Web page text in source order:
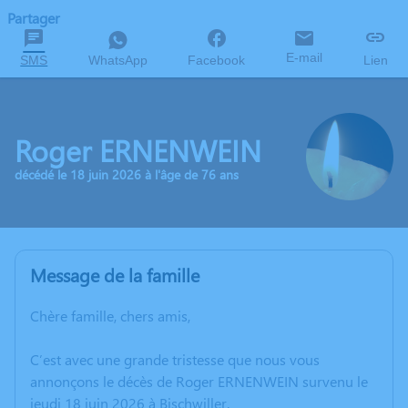
Partager
SMS WhatsApp Facebook E-mail Lien
Roger ERNENWEIN
décédé le 18 juin 2026 à l'âge de 76 ans
Message de la famille
Chère famille, chers amis,
C’est avec une grande tristesse que nous vous
annonçons le décès de Roger ERNENWEIN survenu le
jeudi 18 juin 2026 à Bischwiller.